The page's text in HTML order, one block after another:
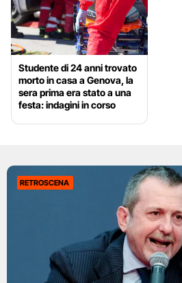
Studente di 24 anni trovato
morto in casa a Genova, la
sera prima era stato a una
festa: indagini in corso
RETROSCENA